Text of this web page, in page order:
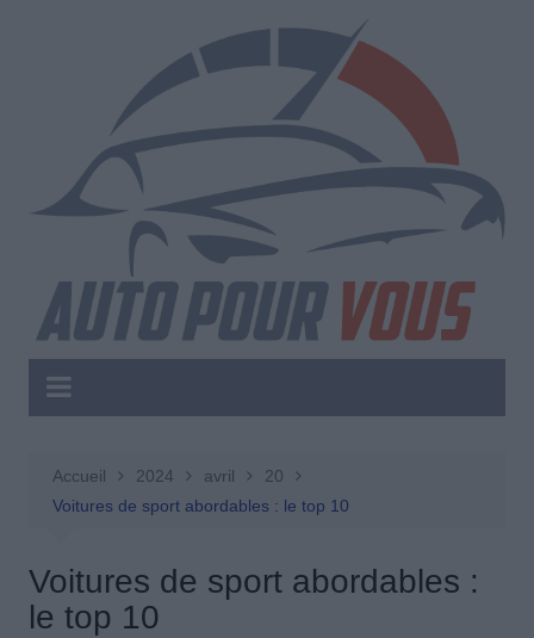
Accueil 2024 avril
20
Voitures de sport abordables : le top 10
Voitures de sport abordables :
le top 10